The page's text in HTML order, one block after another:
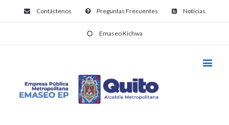
Contáctenos Preguntas Frecuentes Noticias
Emaseo Kichwa